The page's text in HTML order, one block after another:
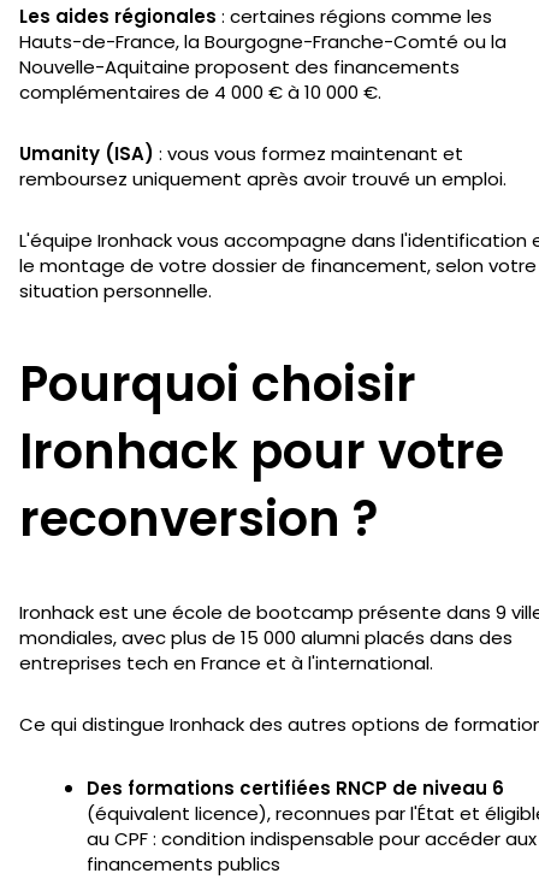
Les aides régionales : certaines régions comme les
Hauts-de-France, la Bourgogne-Franche-Comté ou la
Nouvelle-Aquitaine proposent des financements
complémentaires de 4 000 € à 10 000 €.
Umanity (ISA) : vous vous formez maintenant et
remboursez uniquement après avoir trouvé un emploi.
L'équipe Ironhack vous accompagne dans l'identification
le montage de votre dossier de financement, selon votre
situation personnelle.
Pourquoi choisir
Ironhack pour votre
reconversion ?
Ironhack est une école de bootcamp présente dans 9
mondiales, avec plus de 15 000 alumni placés dans des
entreprises tech en France et à l'international.
Ce qui distingue Ironhack des autres options de
Des formations certifiées RNCP de niveau 6
(équivalent licence), reconnues par l'État et
au CPF : condition indispensable pour accéder aux
financements publics